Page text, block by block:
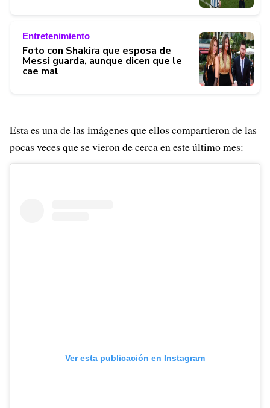
Entretenimiento
Foto con Shakira que esposa de
Messi guarda, aunque dicen que le
cae mal
Esta es una de las imágenes que ellos compartieron de las
pocas veces que se vieron de cerca en este último mes:
Ver esta publicación en Instagram